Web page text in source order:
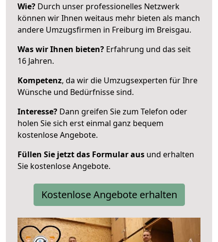
Wie? Durch unser professionelles Netzwerk
können wir Ihnen weitaus mehr bieten als manch
andere Umzugsfirmen in Freiburg im Breisgau.
Was wir Ihnen bieten? Erfahrung und das seit
16 Jahren.
Kompetenz, da wir die Umzugsexperten für Ihre
Wünsche und Bedürfnisse sind.
Interesse? Dann greifen Sie zum Telefon oder
holen Sie sich erst einmal ganz bequem
kostenlose Angebote.
Füllen Sie jetzt das Formular aus und erhalten
Sie kostenlose Angebote.
Kostenlose Angebote erhalten